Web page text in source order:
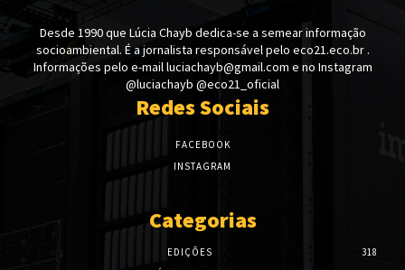
Desde 1990 que Lúcia Chayb dedica-se a semear informação
socioambiental. É a jornalista responsável pelo eco21.eco.br .
Informações pelo e-mail luciachayb@gmail.com e no Instagram
@luciachayb @eco21_oficial
Redes Sociais
FACEBOOK
INSTAGRAM
Categorias
EDIÇÕES
318